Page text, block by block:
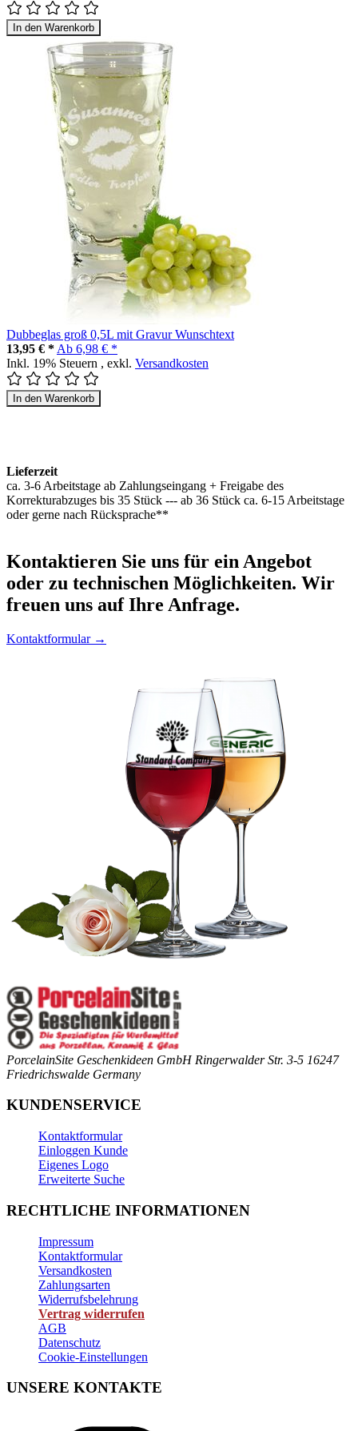
In den Warenkorb
Dubbeglas groß 0,5L mit Gravur Wunschtext
13,95 € * Ab 6,98 € *
Inkl. 19% Steuern , exkl. Versandkosten
In den Warenkorb
Lieferzeit
ca. 3-6 Arbeitstage ab Zahlungseingang + Freigabe des
Korrekturabzuges bis 35 Stück --- ab 36 Stück ca. 6-15 Arbeitstage
oder gerne nach Rücksprache**
Kontaktieren Sie uns für ein Angebot
oder zu technischen Möglichkeiten. Wir
freuen uns auf Ihre Anfrage.
Kontaktformular →
PorcelainSite Geschenkideen GmbH Ringerwalder Str. 3-5 16247
Friedrichswalde Germany
KUNDENSERVICE
Kontaktformular
Einloggen Kunde
Eigenes Logo
Erweiterte Suche
RECHTLICHE INFORMATIONEN
Impressum
Kontaktformular
Versandkosten
Zahlungsarten
Widerrufsbelehrung
Vertrag widerrufen
AGB
Datenschutz
Cookie-Einstellungen
UNSERE KONTAKTE